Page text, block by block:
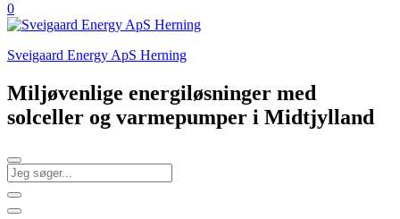
0
Sveigaard Energy ApS Herning
Miljøvenlige energiløsninger med
solceller og varmepumper i Midtjylland